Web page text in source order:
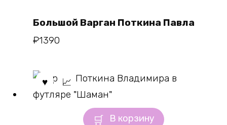
Большой Варган Поткина Павла
₽1390
В корзину